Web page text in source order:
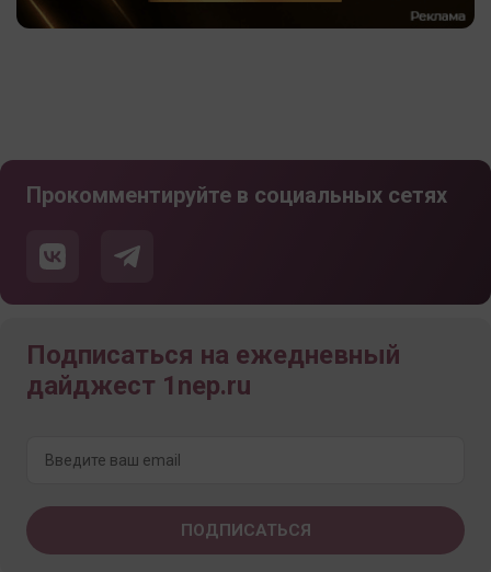
Прокомментируйте в социальных сетях
Подписаться на ежедневный
дайджест 1nep.ru